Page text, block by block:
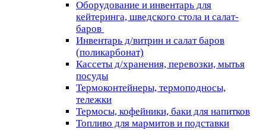
Оборудование и инвентарь для
кейтеринга, шведского стола и салат-
баров
Инвентарь д/витрин и салат баров
(поликарбонат)
Кассеты д/хранения, перевозки, мытья
посуды
Термоконтейнеры, термоподносы,
тележки
Термосы, кофейники, баки для напитков
Топливо для мармитов и подставки